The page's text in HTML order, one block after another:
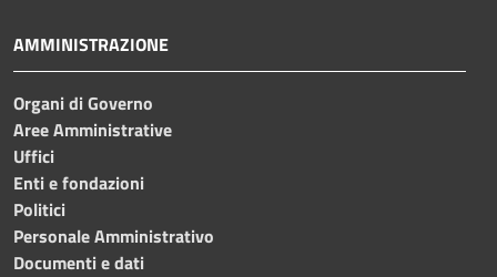
AMMINISTRAZIONE
Organi di Governo
Aree Amministrative
Uffici
Enti e fondazioni
Politici
Personale Amministrativo
Documenti e dati